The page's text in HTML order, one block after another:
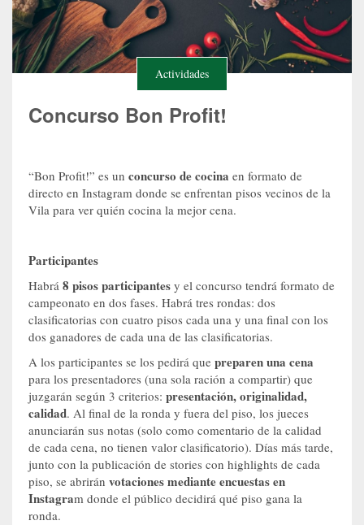
Actividades
Concurso Bon Profit!
“Bon Profit!” es un concurso de cocina en formato de
directo en Instagram donde se enfrentan pisos vecinos de la
Vila para ver quién cocina la mejor cena.
Participantes
Habrá 8 pisos participantes y el concurso tendrá formato de
campeonato en dos fases. Habrá tres rondas: dos
clasificatorias con cuatro pisos cada una y una final con los
dos ganadores de cada una de las clasificatorias.
A los participantes se los pedirá que preparen una cena
para los presentadores (una sola ración a compartir) que
juzgarán según 3 criterios: presentación, originalidad,
calidad. Al final de la ronda y fuera del piso, los jueces
anunciarán sus notas (solo como comentario de la calidad
de cada cena, no tienen valor clasificatorio). Días más tarde,
junto con la publicación de stories con highlights de cada
piso, se abrirán votaciones mediante encuestas en
Instagram donde el público decidirá qué piso gana la
ronda.